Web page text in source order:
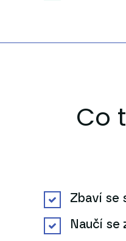
Co
Zbaví se
Naučí se